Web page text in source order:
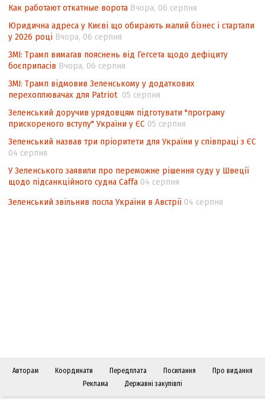
невизначеності механізму повторного
підрахунку голосів виборців
Інформаційна безпека суспільства
Как работают откатные ворота Вчора, 06 серпня
Юридична адреса у Києві що обирають малий бізнес і стартапи
у 2026 році Вчора, 06 серпня
ЗМІ: Трамп вимагав пояснень від Гегсета щодо дефіциту
боєприпасів Вчора, 06 серпня
ЗМІ: Трамп відмовив Зеленському у додаткових
перехоплювачах для Patriot 05 серпня
Зеленський доручив урядовцям підготувати "програму
прискореного вступу" України у ЄС 05 серпня
Зеленський назвав три пріоритети для України у співпраці з ЄС
04 серпня
У Зеленського заявили про переможне рішення суду у Швеції
щодо підсанкційного судна Caffa 04 серпня
Зеленський звільнив посла України в Австрії 04 серпня
Авторам Координати Передплата Посилання
Про видання
Реклама
Державні закупівлі